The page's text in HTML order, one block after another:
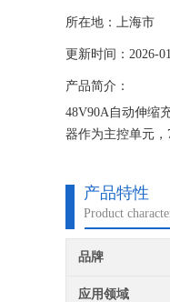
所在地：上海市
更新时间：2026-
产品简介：
48V90A自动伸缩
器作为主控单元
产品特性
Product
品牌
应用领域